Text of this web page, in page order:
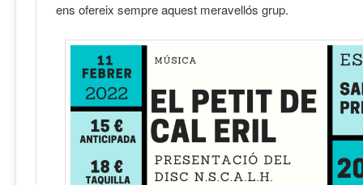
ens ofereix sempre aquest meravellós grup.